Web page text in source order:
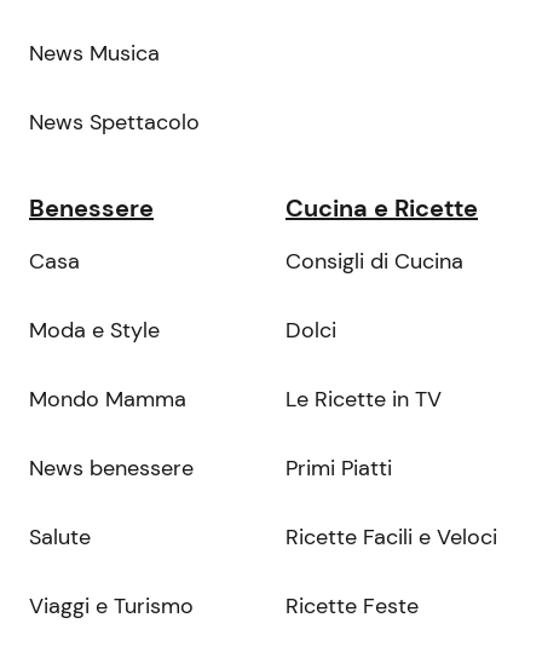
News Musica
News Spettacolo
Benessere
Casa
Moda e Style
Mondo Mamma
News benessere
Salute
Viaggi e Turismo
Cucina e Ricette
Consigli di Cucina
Dolci
Le Ricette in TV
Primi Piatti
Ricette Facili e Veloci
Ricette Feste